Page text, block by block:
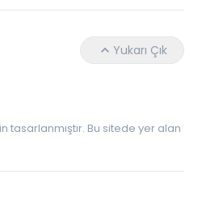
Yukarı Çık
Bu sitede yer alan